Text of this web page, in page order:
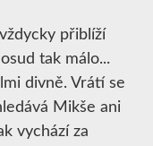
přiblíží
tak málo...
divně. Vrátí se
Mikše ani
vychází za